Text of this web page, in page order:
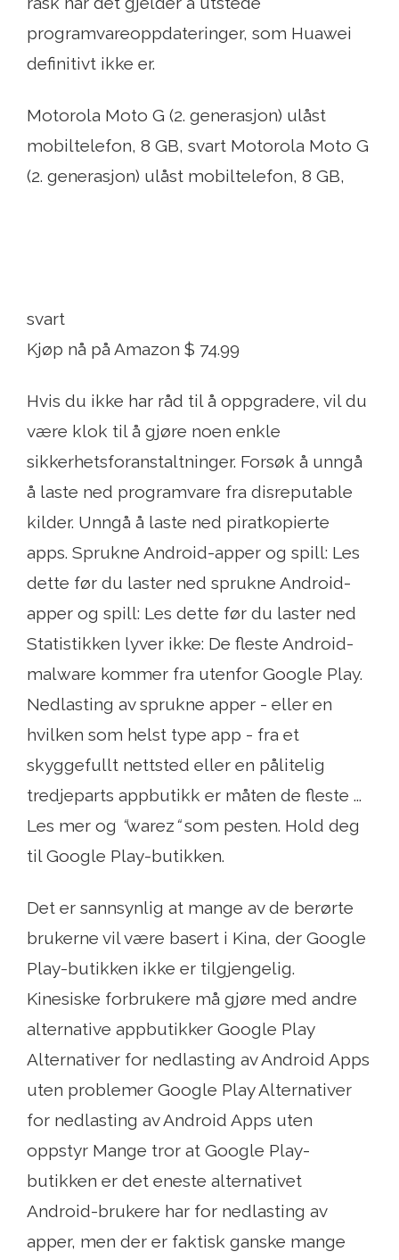
programvareoppdateringer, som Huawei
definitivt ikke er.
Motorola Moto G (2. generasjon) ulåst
mobiltelefon, 8 GB, svart Motorola Moto G
(2. generasjon) ulåst mobiltelefon, 8 GB,
svart
Kjøp nå på Amazon $ 74.99
Hvis du ikke har råd til å oppgradere, vil du
være klok til å gjøre noen enkle
sikkerhetsforanstaltninger. Forsøk å unngå
å laste ned programvare fra disreputable
kilder. Unngå å laste ned piratkopierte
apps. Sprukne Android-apper og spill: Les
dette før du laster ned sprukne Android-
apper og spill: Les dette før du laster ned
Statistikken lyver ikke: De fleste Android-
malware kommer fra utenfor Google Play.
Nedlasting av sprukne apper - eller en
hvilken som helst type app - fra et
skyggefullt nettsted eller en pålitelig
tredjeparts appbutikk er måten de fleste ...
Les mer og “warez“som pesten. Hold deg
til Google Play-butikken.
Det er sannsynlig at mange av de berørte
brukerne vil være basert i Kina, der Google
Play-butikken ikke er tilgjengelig.
Kinesiske forbrukere må gjøre med andre
alternative appbutikker Google Play
Alternativer for nedlasting av Android Apps
uten problemer Google Play Alternativer
for nedlasting av Android Apps uten
oppstyr Mange tror at Google Play-
butikken er det eneste alternativet
Android-brukere har for nedlasting av
apper, men der er faktisk ganske mange